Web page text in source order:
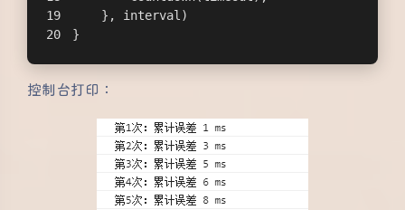
    }, interval)
}
控制台打印：